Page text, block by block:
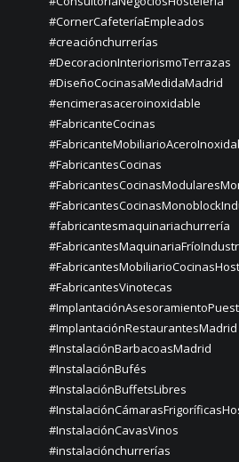
#CornerCafeteríaEmpleados
#creaciónchurrerías
#DecoracionInteriorismoTerrazas
#DiseñoCocinasaMedidaMadrid
#encimerasaceroinoxidable
#FabricanteCocinas
#FabricantesCocinas
#fabricantesmaquinariachurrería
#FabricantesVinotecas
#ImplantaciónRestaurantesMadrid
#InstalaciónBarbacoasMadrid
#InstalaciónBufés
#InstalaciónBuffetsLibres
#InstalaciónCavasVinos
#instalaciónchurrerías